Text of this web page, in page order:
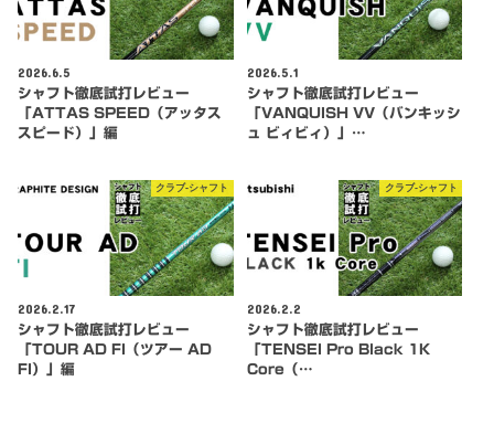
2026.6.5
シャフト徹底試打レビュー
「ATTAS SPEED（アッタス
スピード）」編
2026.5.1
シャフト徹底試打レビュー
「VANQUISH VV（バンキッシ
ュ ビィビィ）」…
クラブ-シャフト
2026.2.17
シャフト徹底試打レビュー
「TOUR AD FI（ツアー AD
FI）」編
クラブ-シャフト
2026.2.2
シャフト徹底試打レビュー
「TENSEI Pro Black 1K
Core（…